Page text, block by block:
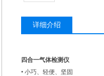
详细介绍
四合一气体检测仪
• 小巧、轻便、坚固